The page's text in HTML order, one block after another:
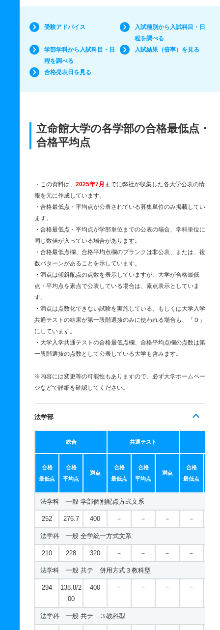
受験アドバイス
入試種別から入試科目・日
程を調べる
学部学科から入試科目・日
程を調べる
入試結果（倍率）を見る
合格発表日を見る
立命館大学の各学部の合格最低点・
合格平均点
・この資料は、 2025年7月 までに弊社が収集した各大学公表の情
報を元に作成しています。
・合格最低点・平均点が公表されている募集単位のみ掲載してい
ます。
・合格最低点・平均点が学部単位までの公表の場合、学科単位に
同じ数値が入っている場合があります。
・合格最低点欄、合格平均点欄のブランクは非公表、または、複
数パターンがあることを示しています。
・満点は傾斜配点の点数を表示していますが、大学が合格最低
点・平均点を素点で公表している場合は、素点表示としていま
す。
・満点は点数化できない試験を実施している、もしくは大学入学
共通テストの結果が第一段階選抜のみに使われる場合も、「０」
にしています。
・大学入学共通テストの合格最低点欄、合格平均点欄の点数は第
一段階選抜の点数として公表している大学も含みます。
※内容には変更等の可能性もありますので、必ず大学ホームペー
ジなどで詳細を確認してください。
法学部
総合 共通テスト
合格
最低点
合格
平均点
満点
合格
最低点
合格
平均点
満点
合格
最低点
法学科 一般 学部個別配点方式文系
252 276.7 400 － － － －
法学科 一般 全学統一方式文系
210 228 320 － － － －
法学科 一般 共テ 併用方式３教科型
294
138.8/2
00
400 － － － －
法学科 一般 共テ ３教科型